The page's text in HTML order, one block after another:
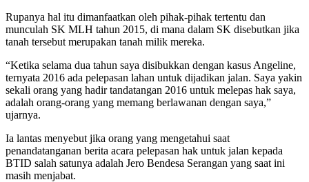
Rupanya hal itu dimanfaatkan oleh pihak-pihak tertentu dan
munculah SK MLH tahun 2015, di mana dalam SK disebutkan jika
tanah tersebut merupakan tanah milik mereka.
“Ketika selama dua tahun saya disibukkan dengan kasus Angeline,
ternyata 2016 ada pelepasan lahan untuk dijadikan jalan. Saya yakin
sekali orang yang hadir tandatangan 2016 untuk melepas hak saya,
adalah orang-orang yang memang berlawanan dengan saya,”
ujarnya.
Ia lantas menyebut jika orang yang mengetahui saat
penandatanganan berita acara pelepasan hak untuk jalan kepada
BTID salah satunya adalah Jero Bendesa Serangan yang saat ini
masih menjabat.